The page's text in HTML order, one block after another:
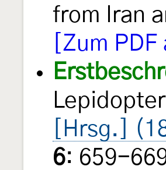
from Iran
[Zum
[Hrsg.]
6: 659-